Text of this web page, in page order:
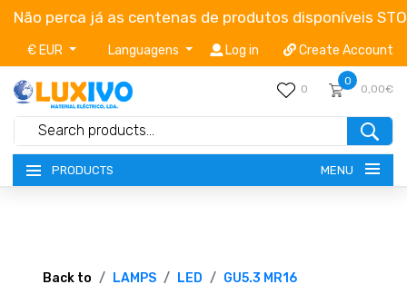
Não perca já as centenas de produtos disponíveis
€ EUR Languagens Log in Create Account
0
0
0,00€
PRODUCTS MENU
TERMS OF SERVICE
Back to LAMPS LED GU5.3 MR16